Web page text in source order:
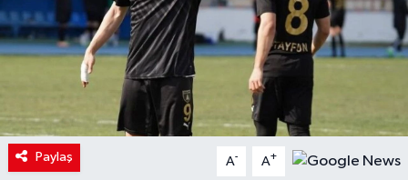
Paylaş A- A+